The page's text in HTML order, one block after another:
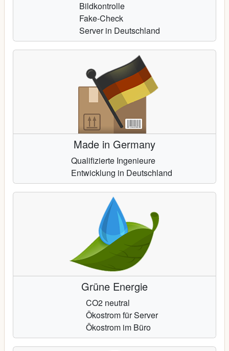
Bildkontrolle
Fake-Check
Server in Deutschland
Made in Germany
Qualifizierte Ingenieure
Entwicklung in Deutschland
Grüne Energie
CO2 neutral
Ökostrom für Server
Ökostrom im Büro